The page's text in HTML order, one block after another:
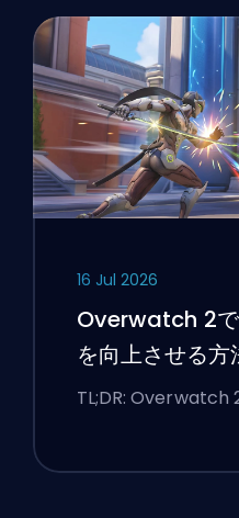
16 Jul 2026
Overwatch 2で
を向上させる方
TL;DR: Overwatch